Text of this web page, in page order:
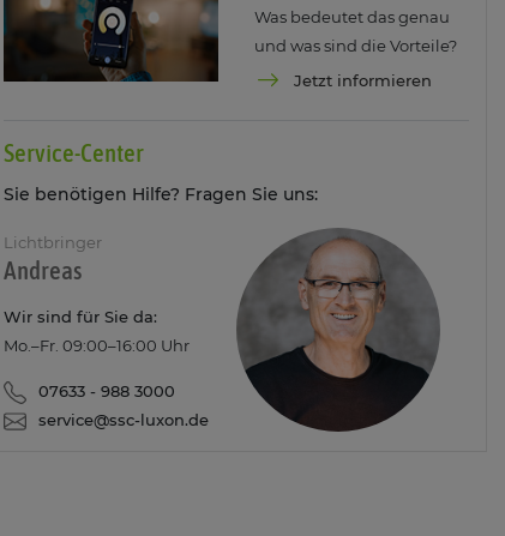
Was bedeutet das genau
und was sind die Vorteile?
Jetzt informieren
Service-Center
Sie benötigen Hilfe? Fragen Sie uns:
Lichtbringer
Andreas
Wir sind für Sie da:
Mo.–Fr. 09:00–16:00 Uhr
07633 - 988 3000
service@ssc-luxon.de